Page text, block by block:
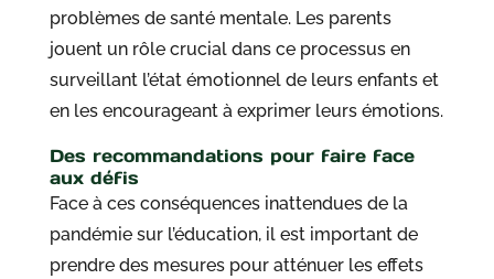
problèmes de santé mentale. Les parents
jouent un rôle crucial dans ce processus en
surveillant l’état émotionnel de leurs enfants et
en les encourageant à exprimer leurs émotions.
Des recommandations pour faire face
aux défis
Face à ces conséquences inattendues de la
pandémie sur l’éducation, il est important de
prendre des mesures pour atténuer les effets